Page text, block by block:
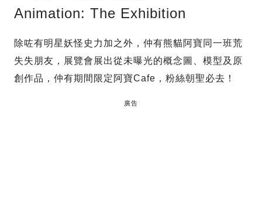
Animation: The Exhibition
除咗有明星妖怪史力加之外，仲有熊貓阿寶同一班荒
失失朋友，展覽會展出從未曝光的概念圖、模型及原
創作品，仲有期間限定阿寶Cafe，粉絲朝聖必去！
廣告